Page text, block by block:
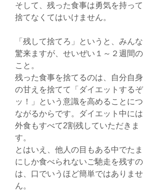
そして、残った食事は勇気を持って
捨てなくてはいけません。
「残して捨てろ」というと、みんな
驚来ますが、せいぜい１～２週間の
こと。
残った食事を捨てるのは、自分自身
の甘えを捨てて「ダイエットするぞ
ッ！」という意識を高めることにつ
ながるからです。ダイエット中には
外食もすべて2割残していただきま
す。
とはいえ、他人の目もある中でたま
にしか食べられないご馳走を残すの
は、口でいうほど簡単ではありませ
ん。